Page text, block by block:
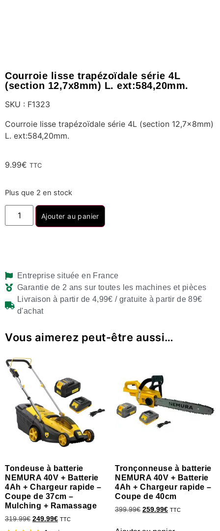
Courroie lisse trapézoïdale série 4L
(section 12,7x8mm) L. ext:584,20mm.
SKU : F1323
Courroie lisse trapézoïdale série 4L (section 12,7x8mm)
L. ext:584,20mm.
9.99€ TTC
Plus que 2 en stock
Ajouter au panier
Entreprise située en France
Garantie de 2 ans sur toutes les machines et pièces
Livraison à partir de 4,99€ / gratuite à partir de 89€
d'achat
Vous aimerez peut-être aussi…
Tondeuse à batterie
NEMURA 40V + Batterie
4Ah + Chargeur rapide –
Coupe de 37cm –
Mulching + Ramassage
319.99€ 249.99€ TTC
Tronçonneuse à batterie
NEMURA 40V + Batterie
4Ah + Chargeur rapide –
Coupe de 40cm
399.99€ 259.99€ TTC